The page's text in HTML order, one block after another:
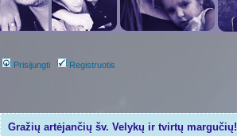
Prisijungti Registruotis
Gražių artėjančių šv. Velykų ir tvirtų margučių!